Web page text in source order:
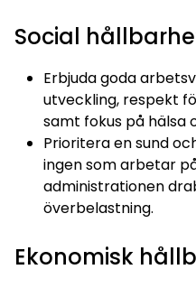
Social
Erbjuda goda
utveckling, respekt
samt fokus på hälsa
Prioritera en sund
ingen som arbetar
administrationen
överbelastning.
Ekonomisk